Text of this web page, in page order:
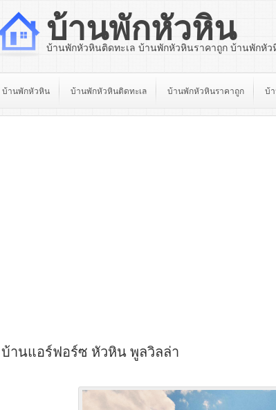
บ้านพักหัวหิน
บ้านพักหัวหินติดทะเล บ้านพักหัวหินราคาถูก บ้านพักหัว
บ้านพักหัวหิน บ้านพักหัวหินติดทะเล บ้านพักหัวหินราคาถูก บ้
บ้านแอร์ฟอร์ซ หัวหิน พูลวิลล่า